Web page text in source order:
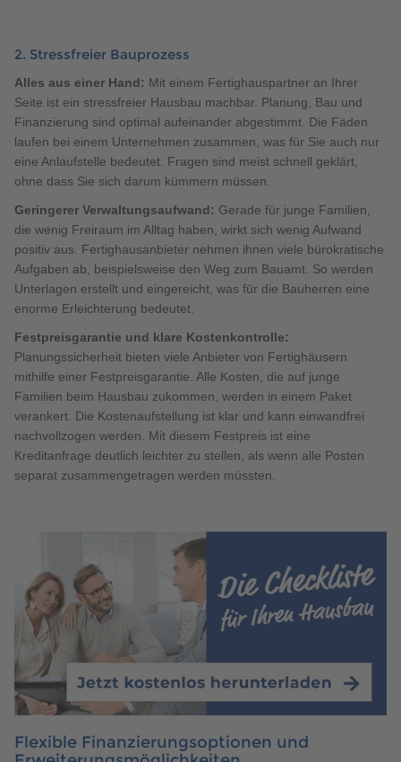
2. Stressfreier Bauprozess
Alles aus einer Hand: Mit einem Fertighauspartner an Ihrer
Seite ist ein stressfreier Hausbau machbar. Planung, Bau und
Finanzierung sind optimal aufeinander abgestimmt. Die Fäden
laufen bei einem Unternehmen zusammen, was für Sie auch nur
eine Anlaufstelle bedeutet. Fragen sind meist schnell geklärt,
ohne dass Sie sich darum kümmern müssen.
Geringerer Verwaltungsaufwand: Gerade für junge Familien,
die wenig Freiraum im Alltag haben, wirkt sich wenig Aufwand
positiv aus. Fertighausanbieter nehmen ihnen viele bürokratische
Aufgaben ab, beispielsweise den Weg zum Bauamt. So werden
Unterlagen erstellt und eingereicht, was für die Bauherren eine
enorme Erleichterung bedeutet.
Festpreisgarantie und klare Kostenkontrolle:
Planungssicherheit bieten viele Anbieter von Fertighäusern
mithilfe einer Festpreisgarantie. Alle Kosten, die auf junge
Familien beim Hausbau zukommen, werden in einem Paket
verankert. Die Kostenaufstellung ist klar und kann einwandfrei
nachvollzogen werden. Mit diesem Festpreis ist eine
Kreditanfrage deutlich leichter zu stellen, als wenn alle Posten
separat zusammengetragen werden müssten.
Flexible Finanzierungsoptionen und